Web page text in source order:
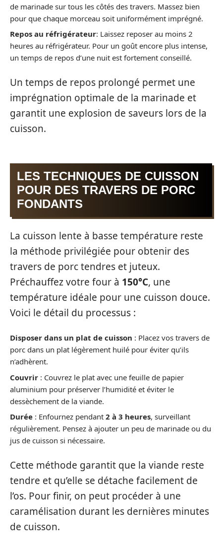
de marinade sur tous les côtés des travers. Massez bien
pour que chaque morceau soit uniformément imprégné.
Repos au réfrigérateur: Laissez reposer au moins 2
heures au réfrigérateur. Pour un goût encore plus intense,
un temps de repos d’une nuit est fortement conseillé.
Un temps de repos prolongé permet une
imprégnation optimale de la marinade et
garantit une explosion de saveurs lors de la
cuisson.
LES TECHNIQUES DE CUISSON
POUR DES TRAVERS DE PORC
FONDANTS
La cuisson lente à basse température reste
la méthode privilégiée pour obtenir des
travers de porc tendres et juteux.
Préchauffez votre four à 150°C, une
température idéale pour une cuisson douce.
Voici le détail du processus :
Disposer dans un plat de cuisson : Placez vos travers de
porc dans un plat légèrement huilé pour éviter qu’ils
n’adhèrent.
Couvrir : Couvrez le plat avec une feuille de papier
aluminium pour préserver l’humidité et éviter le
dessèchement de la viande.
Durée : Enfournez pendant 2 à 3 heures, surveillant
régulièrement. Pensez à ajouter un peu de marinade ou du
jus de cuisson si nécessaire.
Cette méthode garantit que la viande reste
tendre et qu’elle se détache facilement de
l’os. Pour finir, on peut procéder à une
caramélisation durant les dernières minutes
de cuisson.